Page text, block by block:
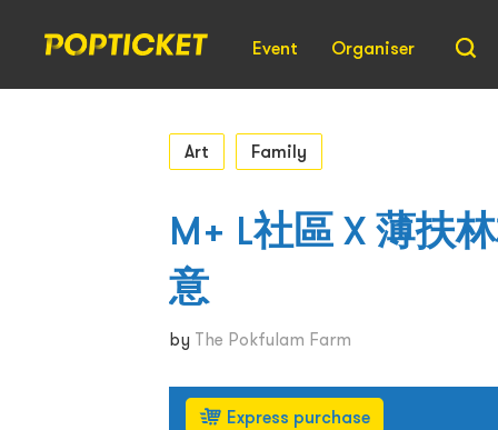
Event Organiser
Art Family
M+ L社區 X 薄扶
意
by The Pokfulam Farm
Express purchase